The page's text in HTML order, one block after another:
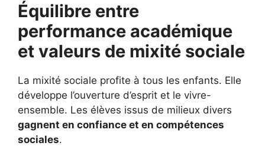
Équilibre entre
performance académique
et valeurs de mixité sociale
La mixité sociale profite à tous les enfants. Elle
développe l’ouverture d’esprit et le vivre-
ensemble. Les élèves issus de milieux divers
gagnent en confiance et en compétences
sociales.